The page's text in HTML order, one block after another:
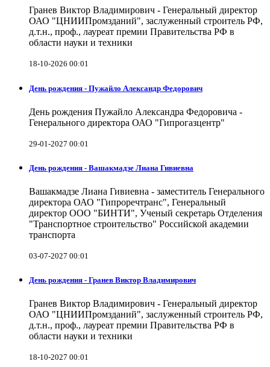
Гранев Виктор Владимирович - Генеральный директор
ОАО "ЦНИИПромзданий", заслуженный строитель РФ,
д.т.н., проф., лауреат премии Правительства РФ в
области науки и техники
18-10-2026 00:01
День рождения - Пужайло Александр Федорович
День рождения Пужайло Александра Федоровича -
Генерального директора ОАО "Гипрогазцентр"
29-01-2027 00:01
День рождения - Вашакмадзе Лиана Гивиевна
Вашакмадзе Лиана Гивиевна - заместитель Генерального
директора ОАО "Гипроречтранс", Генеральный
директор ООО "БИНТИ", Ученый секретарь Отделения
"Транспортное строительство" Российской академии
транспорта
03-07-2027 00:01
День рождения - Гранев Виктор Владимирович
Гранев Виктор Владимирович - Генеральный директор
ОАО "ЦНИИПромзданий", заслуженный строитель РФ,
д.т.н., проф., лауреат премии Правительства РФ в
области науки и техники
18-10-2027 00:01